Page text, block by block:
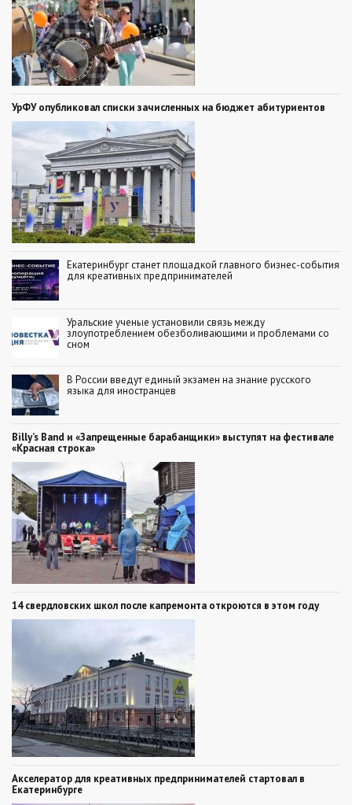
УрФУ опубликовал списки зачисленных на бюджет абитуриентов
Екатеринбург станет площадкой главного бизнес-события
для креативных предпринимателей
Уральские ученые установили связь между
злоупотреблением обезболивающими и проблемами со
сном
В России введут единый экзамен на знание русского
языка для иностранцев
Billy’s Band и «Запрещенные барабанщики» выступят на фестивале
«Красная строка»
14 свердловских школ после капремонта откроются в этом году
Акселератор для креативных предпринимателей стартовал в
Екатеринбурге